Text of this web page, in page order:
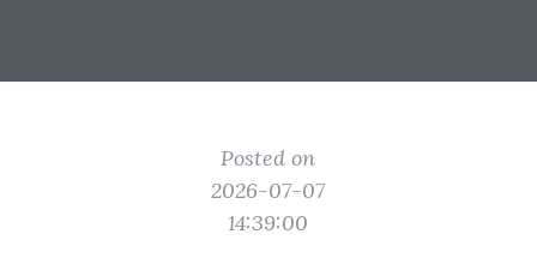
Posted on
2026-07-07
14:39:00